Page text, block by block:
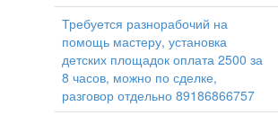
Требуется разнорабочий на
помощь мастеру, установка
детских площадок оплата 2500 за
8 часов, можно по сделке,
разговор отдельно 89186866757